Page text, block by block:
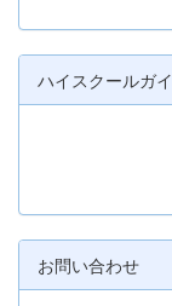
ハイスクールガ
お問い合わせ